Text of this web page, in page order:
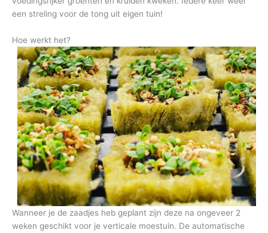
een streling voor de tong uit eigen tuin!
Hoe werkt het?
Wanneer je de zaadjes heb geplant zijn deze na ongeveer 2
weken geschikt voor je verticale moestuin. De automatische